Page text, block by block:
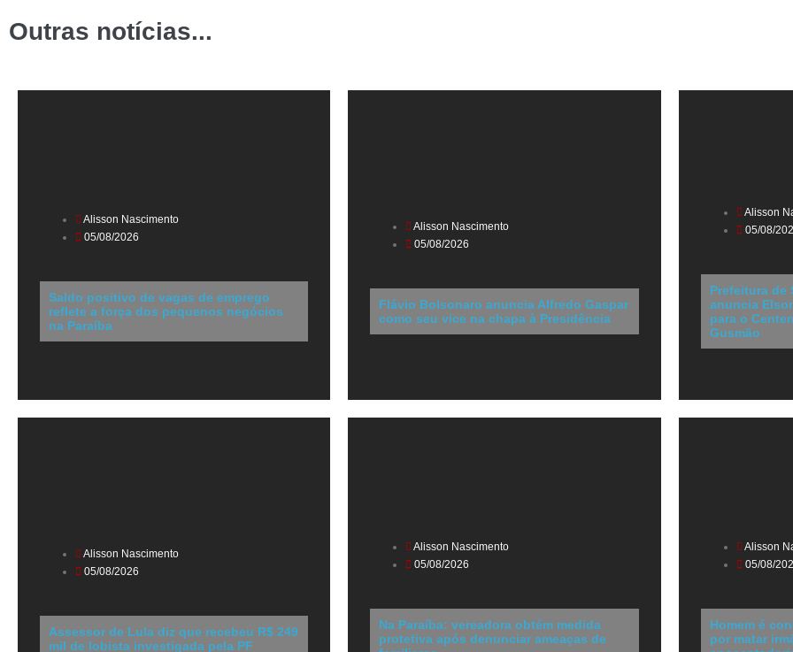
Outras notícias...
Alisson Nascimento
05/08/2026
Saldo positivo de vagas de emprego
reflete a força dos pequenos negócios
na Paraíba
Alisson Nascimento
05/08/2026
Flávio Bolsonaro anuncia Alfredo Gaspar
como seu vice na chapa à Presidência
Alisson
05/08/
Prefeitura de
anuncia
para o
Gusmão
Alisson Nascimento
05/08/2026
Assessor de Lula diz que recebeu R$ 249
mil de lobista investigada pela PF
Alisson Nascimento
05/08/2026
Na Paraíba: vereadora obtém medida
protetiva após denunciar ameaças de
Alisson
05/08/
Homem é
por matar